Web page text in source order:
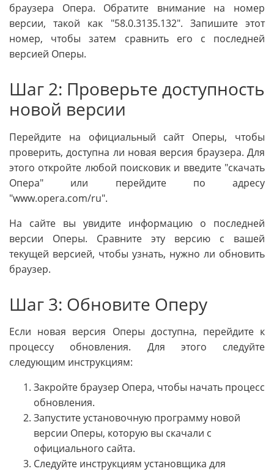
браузера Опера. Обратите внимание на номер
версии, такой как "58.0.3135.132". Запишите этот
номер, чтобы затем сравнить его с последней
версией Оперы.
Шаг 2: Проверьте доступность
новой версии
Перейдите на официальный сайт Оперы, чтобы
проверить, доступна ли новая версия браузера. Для
этого откройте любой поисковик и введите "скачать
Опера" или перейдите по адресу
"www.opera.com/ru".
На сайте вы увидите информацию о последней
версии Оперы. Сравните эту версию с вашей
текущей версией, чтобы узнать, нужно ли обновить
браузер.
Шаг 3: Обновите Оперу
Если новая версия Оперы доступна, перейдите к
процессу обновления. Для этого следуйте
следующим инструкциям:
Закройте браузер Опера, чтобы начать процесс
обновления.
Запустите установочную программу новой
версии Оперы, которую вы скачали с
официального сайта.
Следуйте инструкциям установщика для